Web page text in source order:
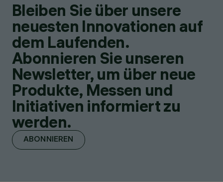
Bleiben Sie über unsere
neuesten Innovationen auf
dem Laufenden.
Abonnieren Sie unseren
Newsletter, um über neue
Produkte, Messen und
Initiativen informiert zu
werden.
ABONNIEREN